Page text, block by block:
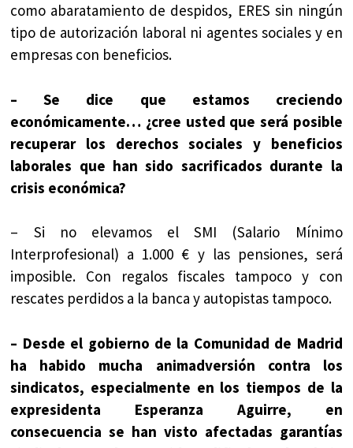
como abaratamiento de despidos, ERES sin ningún
tipo de autorización laboral ni agentes sociales y en
empresas con beneficios.
– Se dice que estamos creciendo
económicamente… ¿cree usted que será posible
recuperar los derechos sociales y beneficios
laborales que han sido sacrificados durante la
crisis económica?
– Si no elevamos el SMI (Salario Mínimo
Interprofesional) a 1.000 € y las pensiones, será
imposible. Con regalos fiscales tampoco y con
rescates perdidos a la banca y autopistas tampoco.
– Desde el gobierno de la Comunidad de Madrid
ha habido mucha animadversión contra los
sindicatos, especialmente en los tiempos de la
expresidenta Esperanza Aguirre, en
consecuencia se han visto afectadas garantías